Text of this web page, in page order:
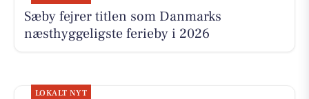
Sæby fejrer titlen som Danmarks
næsthyggeligste ferieby i 2026
LOKALT NYT